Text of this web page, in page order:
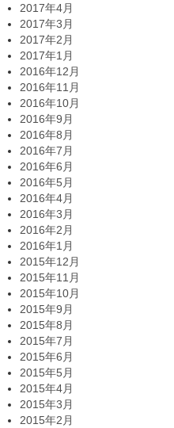
2017年4月
2017年3月
2017年2月
2017年1月
2016年12月
2016年11月
2016年10月
2016年9月
2016年8月
2016年7月
2016年6月
2016年5月
2016年4月
2016年3月
2016年2月
2016年1月
2015年12月
2015年11月
2015年10月
2015年9月
2015年8月
2015年7月
2015年6月
2015年5月
2015年4月
2015年3月
2015年2月